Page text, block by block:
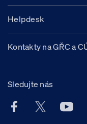
Helpdesk
Kontakty na GŘC a
Sledujte nás
Facebook účet
X účet